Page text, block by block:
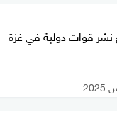
نشر قوات دولية في غزة